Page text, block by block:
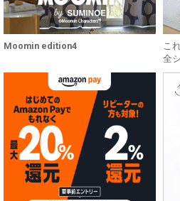
Moomin edition4
こ
全